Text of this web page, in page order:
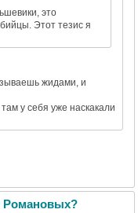
это
Этот тезис я
жидами, и
у себя уже наскакали
Романовых?